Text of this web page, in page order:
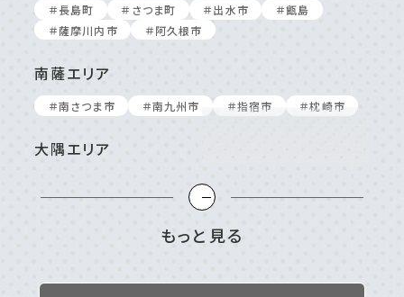
もっと見る
＃⻑島町 ＃さつま町 ＃出⽔市
＃甑島
＃薩摩川内市
＃阿久根市
南薩エリア
＃南さつま市 ＃南九州市 ＃指宿市 ＃枕崎市
大隅エリア
＃⿅屋市
＃垂⽔市
＃志布志市 ＃曽於市
＃肝付町